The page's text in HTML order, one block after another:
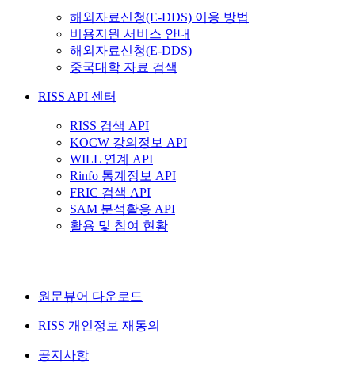
해외자료신청(E-DDS) 이용 방법
비용지원 서비스 안내
해외자료신청(E-DDS)
중국대학 자료 검색
RISS API 센터
RISS 검색 API
KOCW 강의정보 API
WILL 연계 API
Rinfo 통계정보 API
FRIC 검색 API
SAM 분석활용 API
활용 및 참여 현황
원문뷰어 다운로드
RISS 개인정보 재동의
공지사항